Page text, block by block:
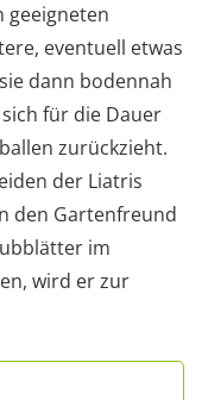
geeigneten
eventuell etwas
dann bodennah
für die Dauer
zurückzieht.
der Liatris
den Gartenfreund
im
wird er zur